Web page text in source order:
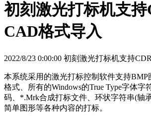
初刻激光打标机支持
CAD格式导入
2022/8/23 0:00:00 初刻激光打标机支持
本系统采用的激光打标控制软件支持BMP
格式、所有的Windows的True Type字体字
码、*.Mrk合成打标文件、环状字符串(轴
简单图形等各种内容的打标。